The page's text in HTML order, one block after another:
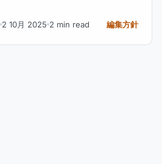
2 10月 2025 2 min read 編集方針